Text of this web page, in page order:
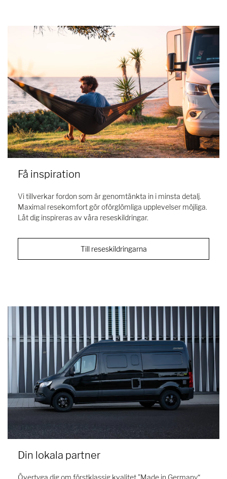
Få inspiration
Vi tillverkar fordon som är genomtänkta in i minsta detalj.
Maximal resekomfort gör oförglömliga upplevelser möjliga.
Låt dig inspireras av våra reseskildringar.
Till reseskildringarna
Din lokala partner
Övertyga dig om förstklassig kvalitet ”Made in Germany“.